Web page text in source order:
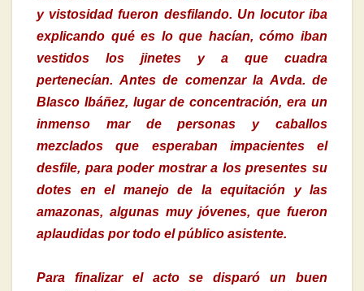
y vistosidad fueron desfilando. Un locutor iba
explicando qué es lo que hacían, cómo iban
vestidos los jinetes y a que cuadra
pertenecían. Antes de comenzar la Avda. de
Blasco Ibáñez, lugar de concentración, era un
inmenso mar de personas y caballos
mezclados que esperaban impacientes el
desfile, para poder mostrar a los presentes su
dotes en el manejo de la equitación y las
amazonas, algunas muy jóvenes, que fueron
aplaudidas por todo el público asistente.
Para finalizar el acto se disparó un buen